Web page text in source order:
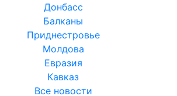
Донбасс
Балканы
Приднестровье
Молдова
Евразия
Кавказ
Все новости